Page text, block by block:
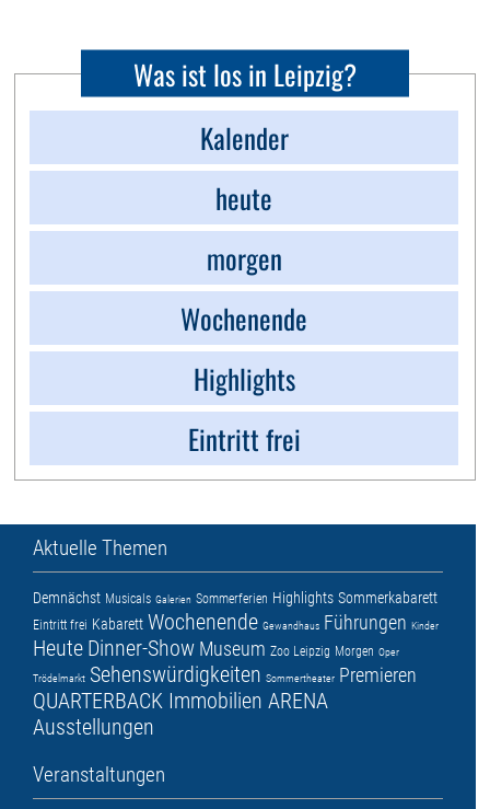
Was ist los in Leipzig?
Kalender
heute
morgen
Wochenende
Highlights
Eintritt frei
Aktuelle Themen
Demnächst Musicals Galerien Sommerferien Highlights Sommerkabarett
Eintritt frei Kabarett Wochenende Gewandhaus Führungen Kinder
Heute Dinner-Show Museum Zoo Leipzig Morgen Oper
Trödelmarkt Sehenswürdigkeiten Sommertheater Premieren
QUARTERBACK Immobilien ARENA
Ausstellungen
Veranstaltungen